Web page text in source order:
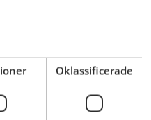
Oklassificerade